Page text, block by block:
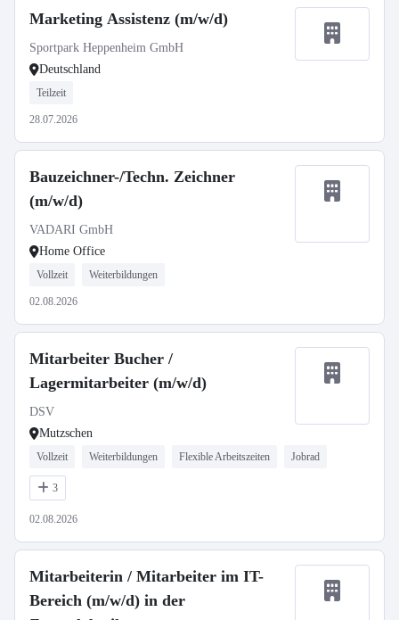
Marketing Assistenz (m/w/d)
Sportpark Heppenheim GmbH
Deutschland
Teilzeit
28.07.2026
Bauzeichner-/Techn. Zeichner
(m/w/d)
VADARI GmbH
Home Office
Vollzeit Weiterbildungen
02.08.2026
Mitarbeiter Bucher /
Lagermitarbeiter (m/w/d)
DSV
Mutzschen
Vollzeit Weiterbildungen Flexible Arbeitszeiten Jobrad
3
02.08.2026
Mitarbeiterin / Mitarbeiter im IT-
Bereich (m/w/d) in der